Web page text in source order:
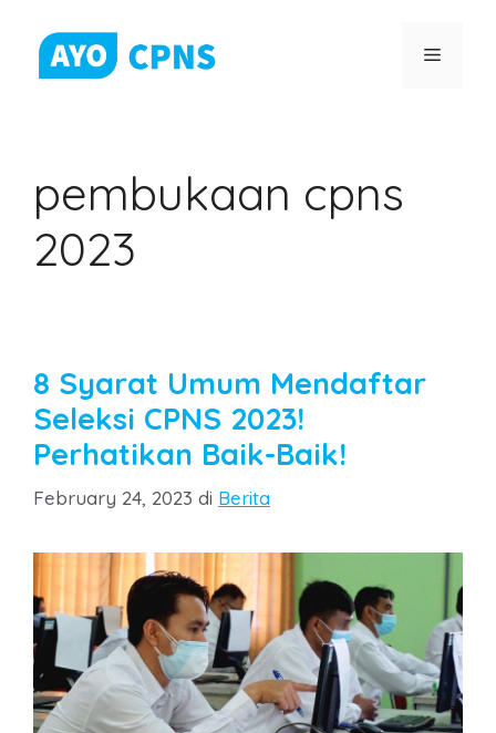
content
Menu
pembukaan cpns
2023
8 Syarat Umum Mendaftar
Seleksi CPNS 2023!
Perhatikan Baik-Baik!
February 24, 2023 di Categories
Berita